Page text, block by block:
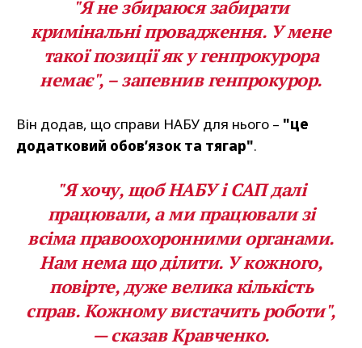
"Я не збираюся забирати
кримінальні провадження. У мене
такої позиції як у генпрокурора
немає", – запевнив генпрокурор.
Він додав, що справи НАБУ для нього – "це
додатковий обов’язок та тягар".
"Я хочу, щоб НАБУ і САП далі
працювали, а ми працювали зі
всіма правоохоронними органами.
Нам нема що ділити. У кожного,
повірте, дуже велика кількість
справ. Кожному вистачить роботи",
— сказав Кравченко.